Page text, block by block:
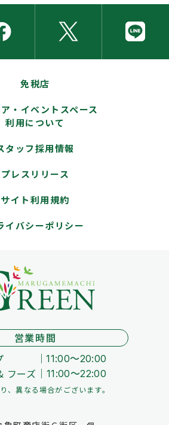
免税店
・イベントスペース
利用について
タッフ採用情報
プレスリリース
サイト利用規約
イバシーポリシー
営業時間
11:00～20:00
フーズ 11:00～22:00
、異なる場合がございます。